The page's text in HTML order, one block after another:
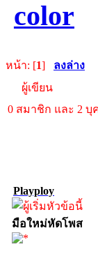
color
หน้า: [1] ลงล่าง
ผู้เขียน
0 สมาชิก และ 2
Playploy
มือใหม่หัดโพส